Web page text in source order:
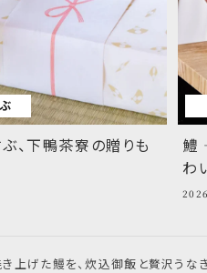
、下鴨茶寮の贈りも
鱧
わ
上げた鰻を、炊込御飯と贅沢うな